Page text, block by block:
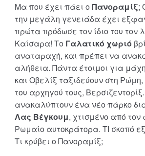
Μα που έχει πάει ο Πανοραμίξ;
την μεγάλη γενειάδα έχει
πρώτα πρόδωσε τον ίδιο του τον
Καίσαρα! Το Γαλατικό χωριό
αναταραχή, και πρέπει να
αλήθεια. Πάντα έτοιμοι για
και Οβελίξ ταξιδεύουν στη
του αρχηγού τους,
ανακαλύπτουν ένα νέο πάρκο
Λας Βέγκουμ, χτισμένο από
Ρωμαίο αυτοκράτορα. ΤΙ σκοπό
Τι κρύβει ο Πανοραμίξ;